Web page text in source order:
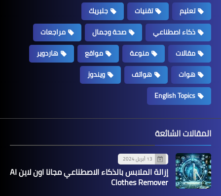
تعليم
تقنيات
جلبريك
ذكاء اصطناعي
صحة وجمال
مراجعات
مقالات
منوعة مواقع
هاردوير
هوات
هواتف
ويندوز
English Topics
المقالات الشائعة
13 أبريل 2024
إزالة الملابس بالذكاء الاصطناعي مجانا اون لاين AI
Clothes Remover